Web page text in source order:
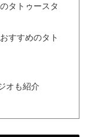
タトゥースタ
すすめのタト
オも紹介